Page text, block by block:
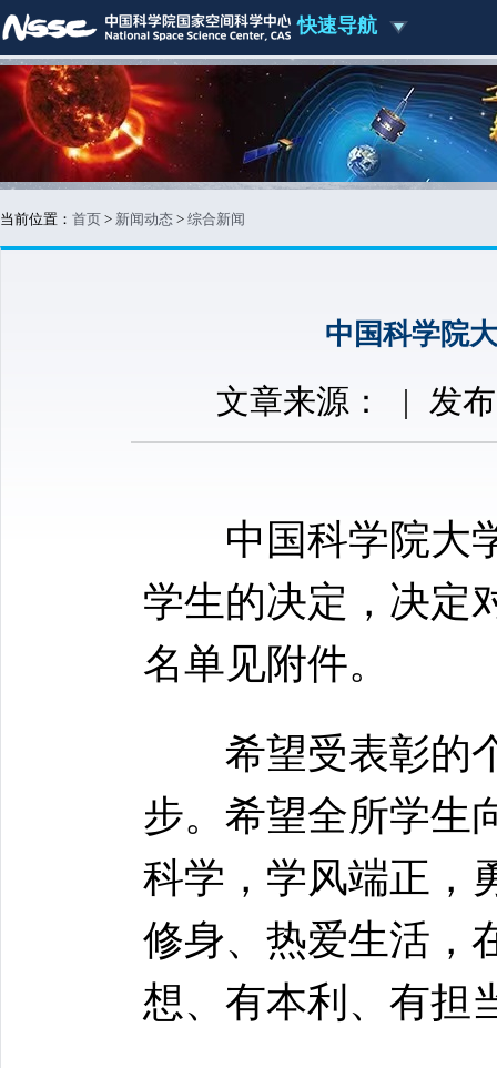
快速导航
当前位置： 首页 > 新闻动态 > 综合新闻
中国科学院
文章来源： | 发
中国科学院大学
学生的决定，决定
名单见附件。
希望受表彰的个
步。希望全所学生
科学，学风端正，
修身、热爱生活，
想、有本利、有担